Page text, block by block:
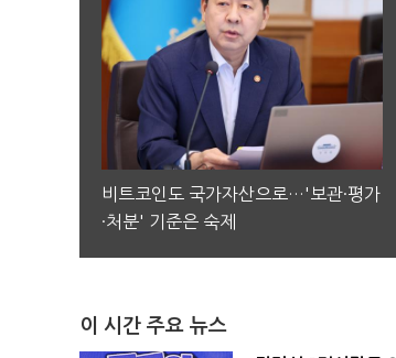
비트코인도 국가자산으로…'보관·평가
·처분' 기준은 숙제
이 시간 주요 뉴스